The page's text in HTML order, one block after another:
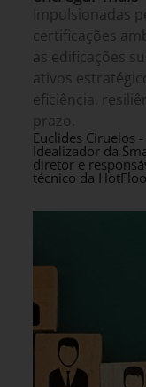
Impulsionadas
certificações
as edificações
ativos
eficiência,
prazo.
Euclides Ciruelos -
Idealizador da
diretor e
técnico da